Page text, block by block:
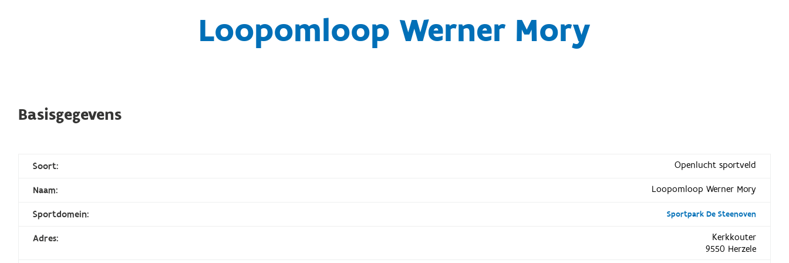
Loopomloop Werner Mory
Basisgegevens
Soort: Openlucht sportveld
Naam: Loopomloop Werner Mory
Sportdomein: Sportpark De Steenoven
Adres:
Kerkkouter
9550 Herzele